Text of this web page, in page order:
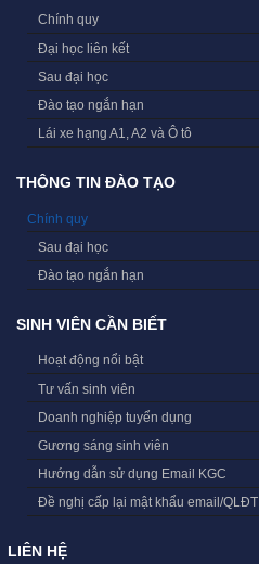
Chính quy
Đại học liên kết
Sau đại học
Đào tạo ngắn hạn
Lái xe hạng A1, A2 và Ô tô
THÔNG TIN ĐÀO TẠO
Chính quy
Sau đại học
Đào tạo ngắn hạn
SINH VIÊN CẦN BIẾT
Hoạt động nổi bật
Tư vấn sinh viên
Doanh nghiệp tuyển dụng
Gương sáng sinh viên
Hướng dẫn sử dụng Email KGC
Đề nghị cấp lại mật khẩu email/QLĐT
LIÊN HỆ